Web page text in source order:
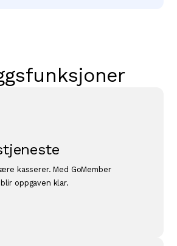
og purreprosess
fakturabetaling
konsulent
kasserer. Med GoMember
oppgaven klar.